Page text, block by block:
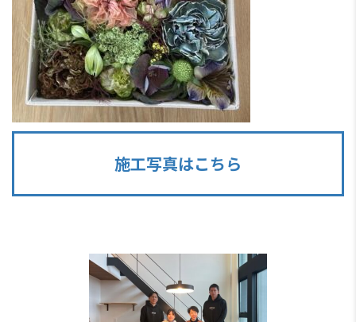
施工写真はこちら